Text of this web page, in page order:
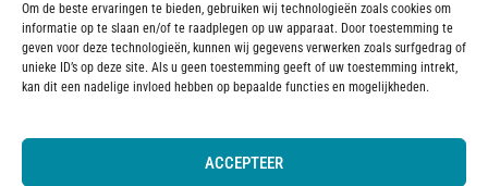
Om de beste ervaringen te bieden, gebruiken wij technologieën zoals cookies om
informatie op te slaan en/of te raadplegen op uw apparaat. Door toestemming te
geven voor deze technologieën, kunnen wij gegevens verwerken zoals surfgedrag of
unieke ID’s op deze site. Als u geen toestemming geeft of uw toestemming intrekt,
kan dit een nadelige invloed hebben op bepaalde functies en mogelijkheden.
ACCEPTEER
Ambtenarenrecht
Mediation
Tarieven
OVER MIJ
ENGLISH
Hiring and firing employees in the
Netherlands
Employment law in the Netherlands